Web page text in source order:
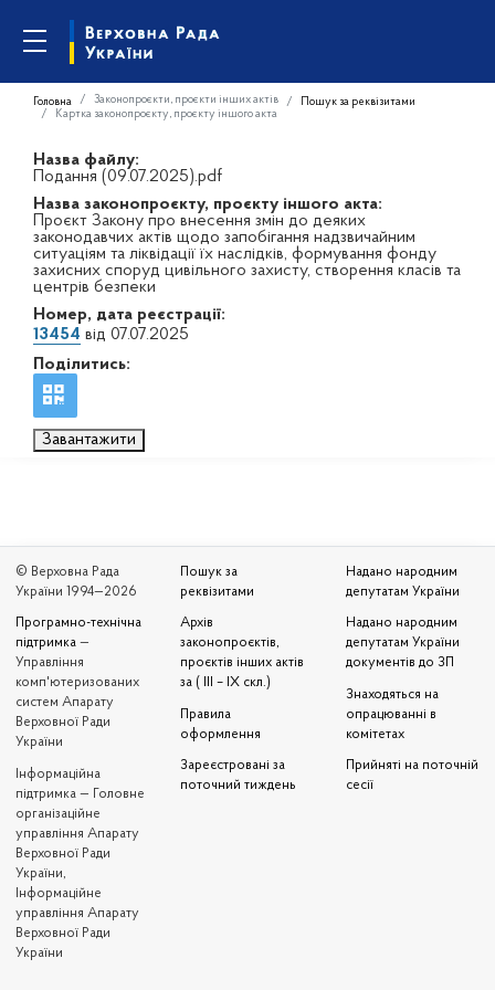
Головна Законопроєкти, проєкти інших актів
Пошук за реквізитами
Картка законопроєкту, проєкту іншого акта
Назва файлу:
Подання (09.07.2025).pdf
Назва законопроєкту, проєкту іншого акта:
Проєкт Закону про внесення змін до деяких
законодавчих актів щодо запобігання надзвичайним
ситуаціям та ліквідації їх наслідків, формування фонду
захисних споруд цивільного захисту, створення класів та
центрів безпеки
Номер, дата реєстрації:
13454 від 07.07.2025
Поділитись:
Завантажити
© Верховна Рада
України 1994—2026
Програмно-технічна
підтримка —
Управління
комп'ютеризованих
систем Апарату
Верховної Ради
України
Iнформаційна
підтримка — Головне
організаційне
управління Апарату
Верховної Ради
України,
Інформаційне
управління Апарату
Верховної Ради
України
Пошук за
реквізитами
Архів
законопроєктів,
проєктів інших актів
за ( III – IX скл.)
Правила
оформлення
Зареєстровані за
поточний тиждень
Надано народним
депутатам України
Надано народним
депутатам України
документів до ЗП
Знаходяться на
опрацюванні в
комітетах
Прийняті на поточній
сесії